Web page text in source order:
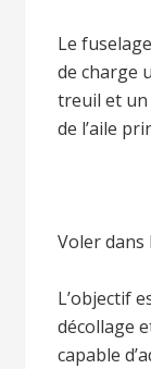
Le
de charge
treuil et un
de l’aile
Voler dans
L’objectif
décollage
capable